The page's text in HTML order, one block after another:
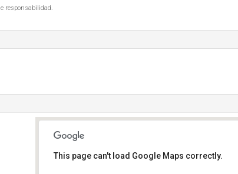
responsabilidad.
This page can't load Google Maps correctly.